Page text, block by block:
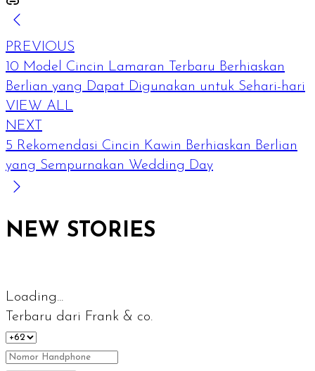
PREVIOUS
10 Model Cincin Lamaran Terbaru Berhiaskan
Berlian yang Dapat Digunakan untuk Sehari-hari
VIEW ALL
NEXT
5 Rekomendasi Cincin Kawin Berhiaskan Berlian
yang Sempurnakan Wedding Day
NEW STORIES
Loading...
Terbaru dari Frank & co.